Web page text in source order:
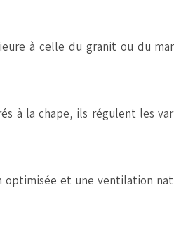
à celle du granit ou du
à la chape, ils régulent les
et une ventilation